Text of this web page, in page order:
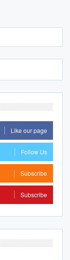
Like our page
Follow Us
Subscribe
Subscribe